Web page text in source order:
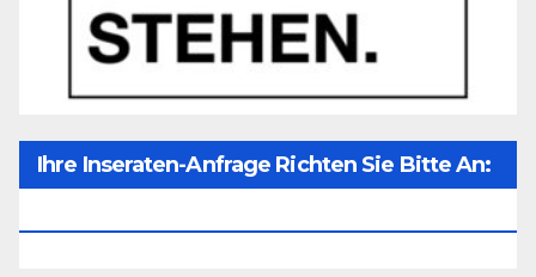
Ihre Inseraten-Anfrage Richten Sie Bitte An: